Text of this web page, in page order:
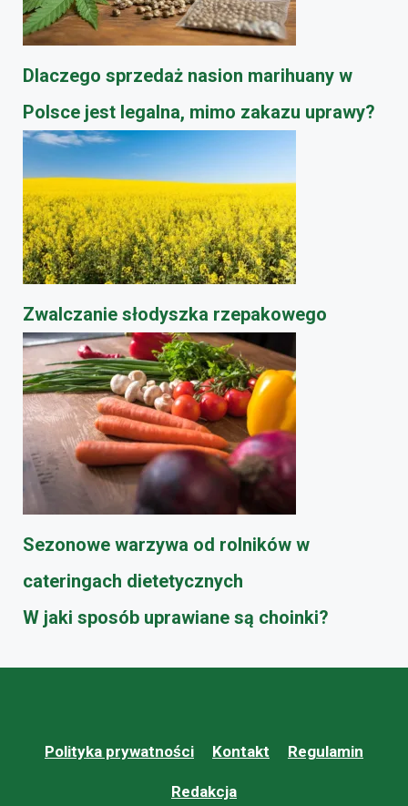
Dlaczego sprzedaż nasion marihuany w
Polsce jest legalna, mimo zakazu uprawy?
​Zwalczanie słodyszka rzepakowego
Sezonowe warzywa od rolników w
cateringach dietetycznych
W jaki sposób uprawiane są choinki?
Polityka prywatności Kontakt Regulamin
Redakcja